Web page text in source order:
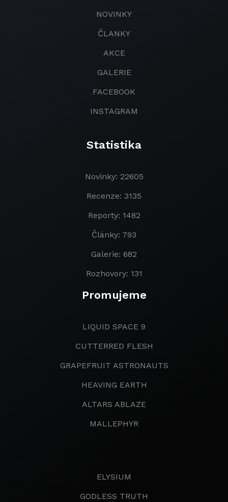
NOVINKY
ČLANKY
AKCE
GALERIE
FACEBOOK
INSTAGRAM
Statistika
Novinky: 22605
Recenze: 3135
Reporty: 1482
Články: 793
Galerie: 682
Rozhovory: 131
Promujeme
LIQUID SPACE 9
CUTTERRED FLESH
GRAPEFRUIT ASTRONAUTS
HEAVING EARTH
ALTARS ABLAZE
MALLEPHYR
ELYSIUM
GODLESS TRUTH